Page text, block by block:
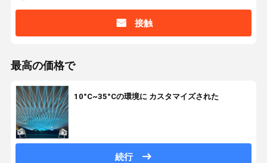
接触
最高の価格で
10°C~35°Cの環境に カスタマイズされた
続行